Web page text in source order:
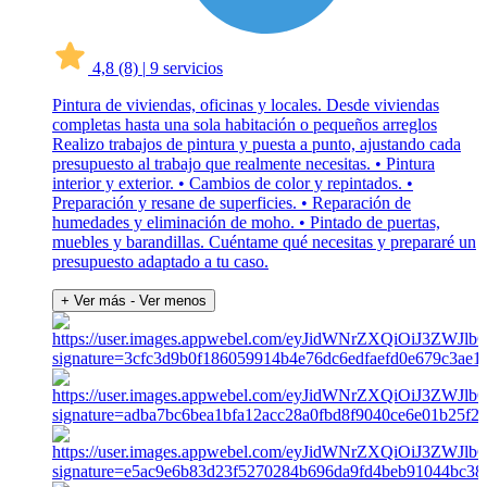
4,8 (8) | 9 servicios
Pintura de viviendas, oficinas y locales. Desde viviendas
completas hasta una sola habitación o pequeños arreglos
Realizo trabajos de pintura y puesta a punto, ajustando cada
presupuesto al trabajo que realmente necesitas. • Pintura
interior y exterior. • Cambios de color y repintados. •
Preparación y resane de superficies. • Reparación de
humedades y eliminación de moho. • Pintado de puertas,
muebles y barandillas. Cuéntame qué necesitas y prepararé un
presupuesto adaptado a tu caso.
+ Ver más - Ver menos